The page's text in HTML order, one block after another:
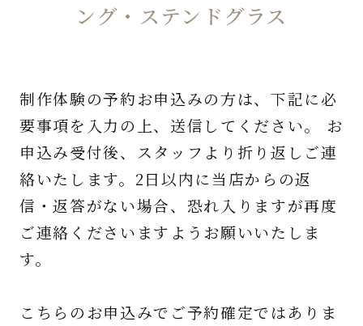
ング・ステンドグラス
制作体験の予約お申込みの方は、下記に必
要事項を入力の上、送信してください。 お
申込み受付後、スタッフより折り返しご連
絡いたします。2日以内に当店からの返
信・返答がない場合、恐れ入りますが再度
ご連絡くださいますようお願いいたしま
す。
こちらのお申込みでご予約確定ではありま